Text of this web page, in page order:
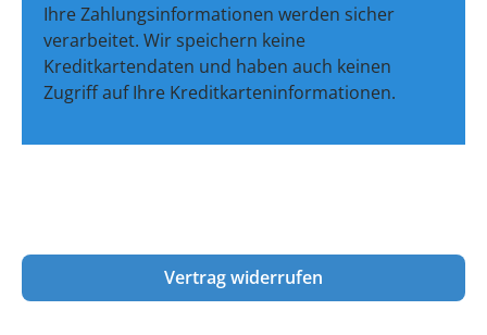
Ihre Zahlungsinformationen werden sicher
verarbeitet. Wir speichern keine
Kreditkartendaten und haben auch keinen
Zugriff auf Ihre Kreditkarteninformationen.
Vertrag widerrufen